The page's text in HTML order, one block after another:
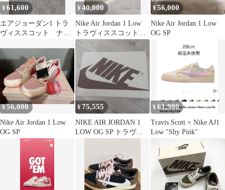
¥61,600
エアジョーダン1 トラ
ヴィススコット ナイ
¥40,000
Nike Air Jordan 1 Low
トラヴィススコット
22cm
¥56,000
Nike Air Jordan 1 Low
OG SP
¥56,000
Nike Air Jordan 1 Low
OG SP
¥75,555
NIKE AIR JORDAN 1
LOW OG SP トラヴィ
¥61,980
Travis Scott × Nike AJ1
Low "Shy Pink"